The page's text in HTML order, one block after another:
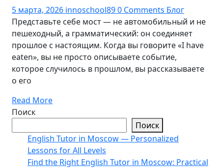
5 марта, 2026 innoschool890 Comments Блог
Представьте себе мост — не автомобильный и не
пешеходный, а грамматический: он соединяет
прошлое с настоящим. Когда вы говорите «I have
eaten», вы не просто описываете событие,
которое случилось в прошлом, вы рассказываете
о его
Read More
Поиск
Поиск
English Tutor in Moscow — Personalized
Lessons for All Levels
Find the Right English Tutor in Moscow: Practical